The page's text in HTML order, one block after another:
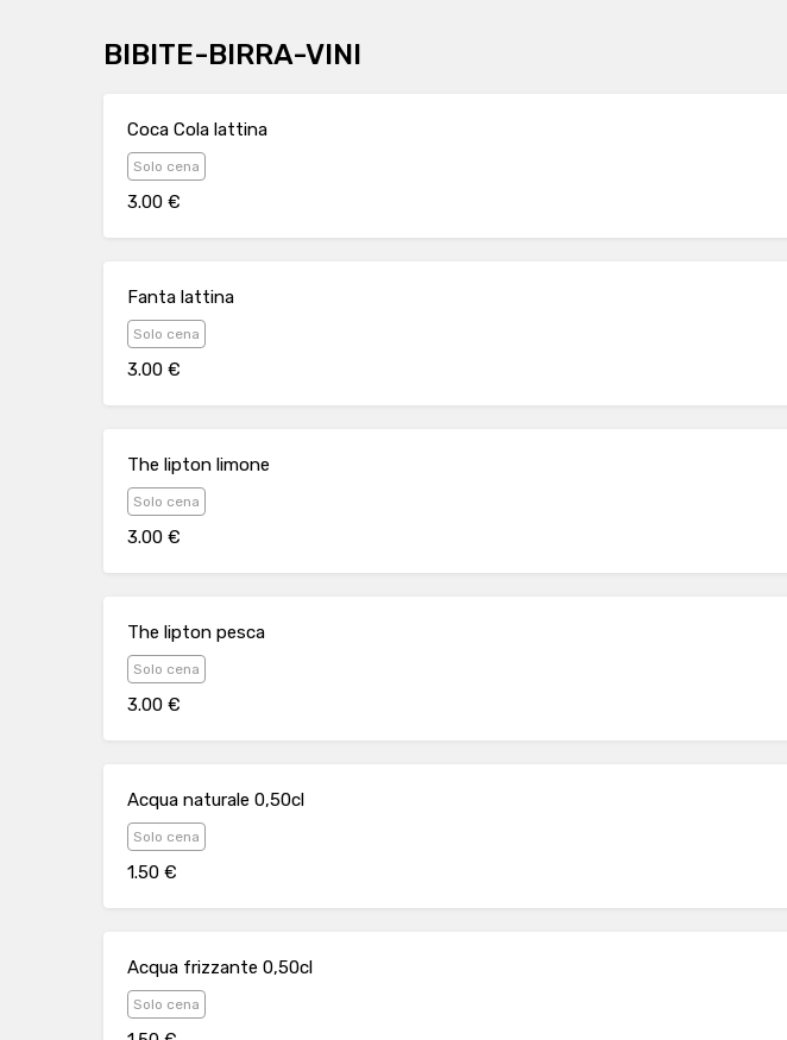
BIBITE-BIRRA-VINI
Coca Cola lattina
Solo cena
3.00 €
Fanta lattina
Solo cena
3.00 €
The lipton limone
Solo cena
3.00 €
The lipton pesca
Solo cena
3.00 €
Acqua naturale 0,50cl
Solo cena
1.50 €
Acqua frizzante 0,50cl
Solo cena